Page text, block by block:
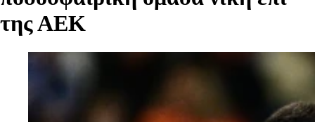
της ΑΕΚ